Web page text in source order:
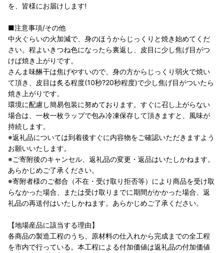
を、皆様にお届けします!
■注意事項/その他
中火ぐらいの火加減で、身のほうからじっくりと焼き始めてくだ
さい。程よいきつね色になったら裏返し、皮目に少し焦げ目がつ
けば焼き上がりです。
さんま味醂干は焦げやすいので、身の方からじっくり弱火で焼い
て頂き、皮目は炙る程度(10秒?20秒程度)で少し焦げ目がついたら
焼き上がりです。
環境に配慮し簡易包装に努めております。すぐに召し上がらない
場合は、一枚一枚ラップで包み冷凍保存して頂きますと、風味が
持続します。
※返礼品については到着後すぐに内容物をご確認いただきますよう
お願いいたします。
※ご寄附後のキャンセル、返礼品の変更・返品はいたしかねます。
あらかじめご了承ください。
※寄附者様のご都合（不在・受け取り拒否等）により商品を受け取
らなかった場合、または受け取りまでに期間がかかった場合、返
礼品の再送付はいたしかねます。あらかじめご了承ください。
【地場産品に該当する理由】
各商品の製造工程のうち、原材料の仕入れから完成までの全工程
を市内で行っている。本工程による付加価値は返礼品の付加価値